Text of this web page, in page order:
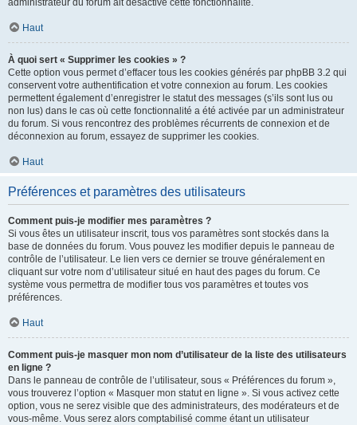
administrateur du forum ait désactivé cette fonctionnalité.
Haut
À quoi sert « Supprimer les cookies » ?
Cette option vous permet d’effacer tous les cookies générés par phpBB 3.2 qui
conservent votre authentification et votre connexion au forum. Les cookies
permettent également d’enregistrer le statut des messages (s’ils sont lus ou
non lus) dans le cas où cette fonctionnalité a été activée par un administrateur
du forum. Si vous rencontrez des problèmes récurrents de connexion et de
déconnexion au forum, essayez de supprimer les cookies.
Haut
Préférences et paramètres des utilisateurs
Comment puis-je modifier mes paramètres ?
Si vous êtes un utilisateur inscrit, tous vos paramètres sont stockés dans la
base de données du forum. Vous pouvez les modifier depuis le panneau de
contrôle de l’utilisateur. Le lien vers ce dernier se trouve généralement en
cliquant sur votre nom d’utilisateur situé en haut des pages du forum. Ce
système vous permettra de modifier tous vos paramètres et toutes vos
préférences.
Haut
Comment puis-je masquer mon nom d’utilisateur de la liste des utilisateurs
en ligne ?
Dans le panneau de contrôle de l’utilisateur, sous « Préférences du forum »,
vous trouverez l’option « Masquer mon statut en ligne ». Si vous activez cette
option, vous ne serez visible que des administrateurs, des modérateurs et de
vous-même. Vous serez alors comptabilisé comme étant un utilisateur